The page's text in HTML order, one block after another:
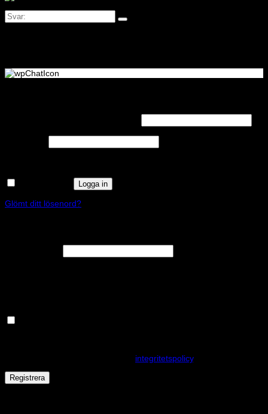
Logga in
Glömt ditt lösenord?
integritetspolicy.
Registrera